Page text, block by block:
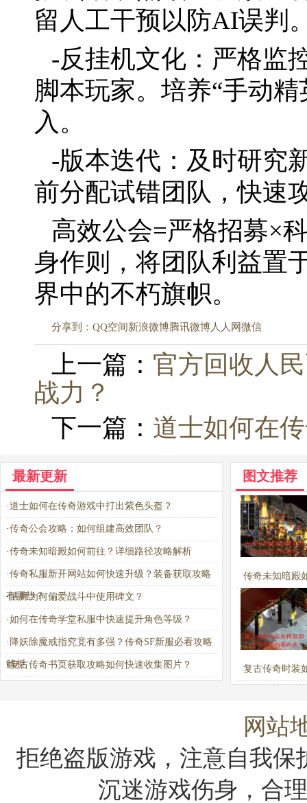
留人工干预以防AI误判
-反挂机文化：严格监
脚本玩家。培养“手动
入。
-版本迭代：及时研究
前分配试错团队，快速
高效公会=严格招募×
身作则，将团队利益置
界中的不朽旗帜。
分享到： QQ空间新浪微博腾讯微博人人网微信
上一篇： 官方回收人
战力？
下一篇： 道士如何在
最新更新
·道士如何在传奇游戏中打出紫色头盔？
·传奇公会攻略：如何组建高效团队？
·传奇未知暗殿如何前往？详细路径攻略解析
·传奇私服新开网站如何快速升级？装备获取攻略
有哪些？
·法师为何偏爱战斗中使用碑文？
·如何在传奇学堂私服中快速提升角色等级？
· 降妖除魔戒指究竟有多强？传奇SF新服必看攻略
解析
·复古传奇书页获取攻略如何快速收集图片？
图文推荐
传奇未知暗殿
往？详细路径
复古传奇时装
网站
拒绝盗版游戏，注意自我
沉迷游戏伤身，合